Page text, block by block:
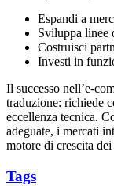
Espandi a
Sviluppa linee
Costruisci
Investi in
Il successo nell’e-
traduzione: richiede
eccellenza tecnica.
adeguate, i mercati
motore di crescita
Tags